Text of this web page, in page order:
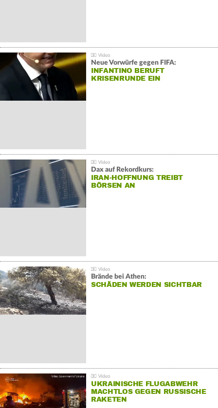
Neue Vorwürfe gegen FIFA:
INFANTINO BERUFT
KRISENRUNDE EIN
Dax auf Rekordkurs:
IRAN-HOFFNUNG TREIBT
BÖRSEN AN
Brände bei Athen:
SCHÄDEN WERDEN SICHTBAR
UKRAINISCHE FLUGABWEHR
MACHTLOS GEGEN RUSSISCHE
RAKETEN